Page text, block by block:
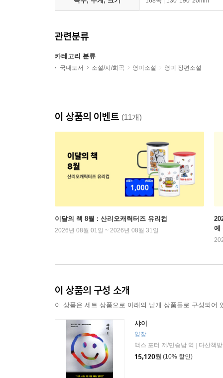
관련분류
카테고리 분류
국내도서 소설/시/희곡 영미소설 영미 장편소설
이 상품의 이벤트 (11개)
이달의 책 8월 : 산리오캐릭터즈 유리컵
2026년 08월 01일 ~ 2026년 08월 31일
예
이 상품의 구성 소개
이 상품은 세트 상품으로 아래의 낱개 상품들로 구성되어
샤이
양장
맥스 포터 저/민승남 역
다산책방
15,120원 (10% 할인)